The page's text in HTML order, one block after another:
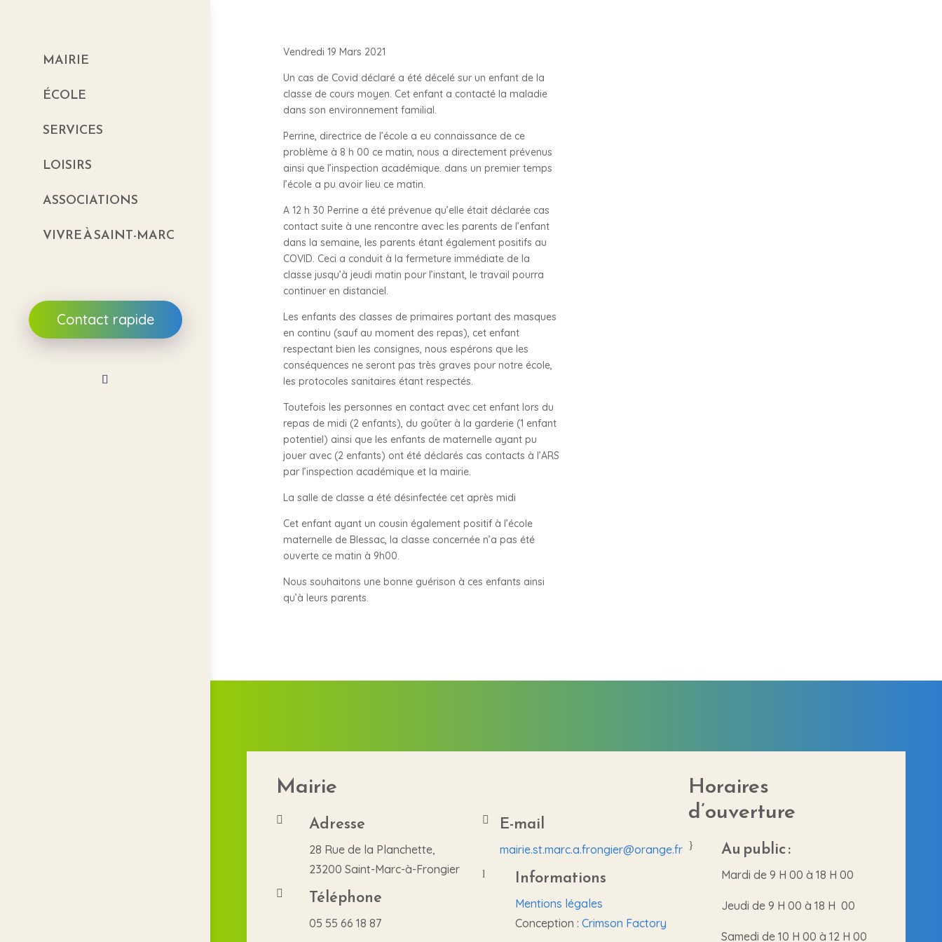
MAIRIE
ÉCOLE
SERVICES
LOISIRS
ASSOCIATIONS
VIVRE À SAINT-MARC
Contact rapide
Vendredi 19 Mars 2021
Un cas de Covid déclaré a été décelé sur un enfant de la
classe de cours moyen. Cet enfant a contacté la maladie
dans son environnement familial.
Perrine, directrice de l’école a eu connaissance de ce
problème à 8 h 00 ce matin, nous a directement prévenus
ainsi que l’inspection académique. dans un premier temps
l’école a pu avoir lieu ce matin.
A 12 h 30 Perrine a été prévenue qu’elle était déclarée cas
contact suite à une rencontre avec les parents de l’enfant
dans la semaine, les parents étant également positifs au
COVID. Ceci a conduit à la fermeture immédiate de la
classe jusqu’à jeudi matin pour l’instant, le travail pourra
continuer en distanciel.
Les enfants des classes de primaires portant des masques
en continu (sauf au moment des repas), cet enfant
respectant bien les consignes, nous espérons que les
conséquences ne seront pas très graves pour notre école,
les protocoles sanitaires étant respectés.
Toutefois les personnes en contact avec cet enfant lors du
repas de midi (2 enfants), du goûter à la garderie (1 enfant
potentiel) ainsi que les enfants de maternelle ayant pu
jouer avec (2 enfants) ont été déclarés cas contacts à l’ARS
par l’inspection académique et la mairie.
La salle de classe a été désinfectée cet après midi
Cet enfant ayant un cousin également positif à l’école
maternelle de Blessac, la classe concernée n’a pas été
ouverte ce matin à 9h00.
Nous souhaitons une bonne guérison à ces enfants ainsi
qu’à leurs parents.
Mairie
 Adresse
28 Rue de la Planchette,
23200 Saint-Marc-à-Frongier
 Téléphone
05 55 66 18 87
 E-mail
mairie.st.marc.a.frongier@orange.fr
l Informations
Mentions légales
Conception : Crimson Factory
Horaires
d’ouverture
} Au public :
Mardi de 9 H 00 à 18 H 00
Jeudi de 9 H 00 à 18 H 00
Samedi de 10 H 00 à 12 H 00